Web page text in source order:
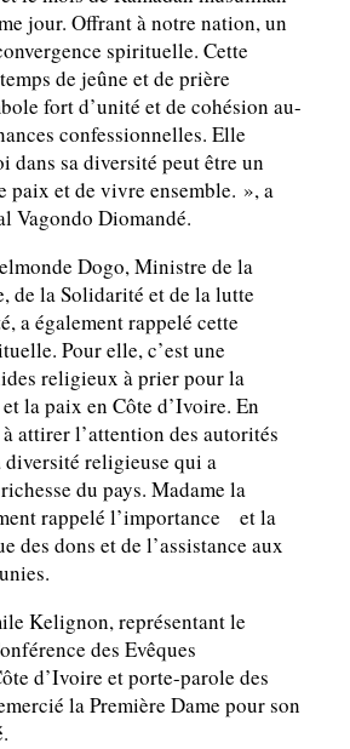
jour. Offrant à notre nation, un
spirituelle. Cette
de jeûne et de prière
fort d’unité et de cohésion au-
confessionnelles. Elle
dans sa diversité peut être un
paix et de vivre ensemble. », a
Vagondo Diomandé.
Dogo, Ministre de la
de la Solidarité et de la lutte
a également rappelé cette
Pour elle, c’est une
religieux à prier pour la
la paix en Côte d’Ivoire. En
attirer l’attention des autorités
religieuse qui a
du pays. Madame la
rappelé l’importance et la
des dons et de l’assistance aux
Kelignon, représentant le
des Evêques
d’Ivoire et porte-parole des
la Première Dame pour son